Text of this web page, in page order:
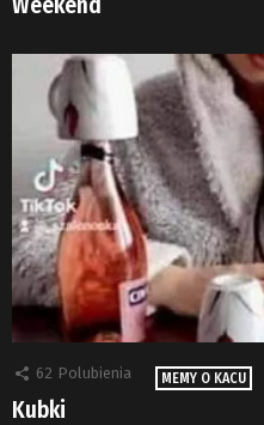
62 Polubienia MEMY O KACU
Kubki